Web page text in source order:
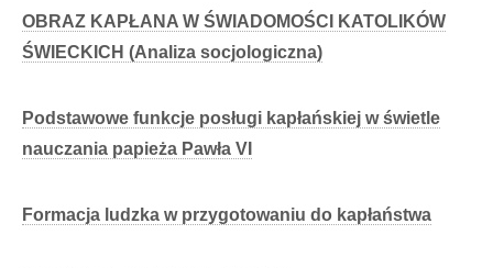
OBRAZ KAPŁANA W ŚWIADOMOŚCI KATOLIKÓW
ŚWIECKICH (Analiza socjologiczna)
Podstawowe funkcje posługi kapłańskiej w świetle
nauczania papieża Pawła VI
Formacja ludzka w przygotowaniu do kapłaństwa